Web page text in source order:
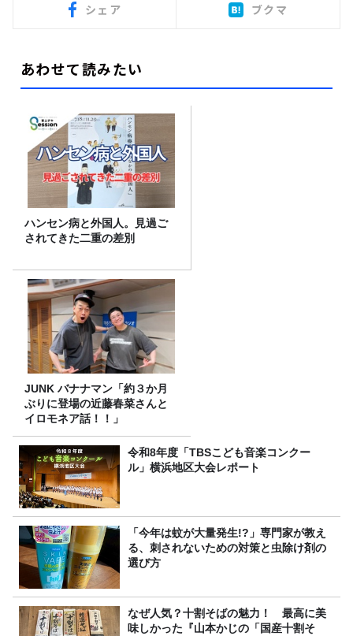
シェア ブクマ
あわせて読みたい
ハンセン病と外国人。見過ご
されてきた二重の差別
JUNK バナナマン「約３か月
ぶりに登場の近藤春菜さんと
イロモネア話！！」
令和8年度「TBSこども音楽コンクー
ル」横浜地区大会レポート
「今年は蚊が大量発生!?」専門家が教え
る、刺されないための対策と虫除け剤の
選び方
なぜ人気？十割そばの魅力！ 最高に美
味しかった『山本かじの「国産十割そ